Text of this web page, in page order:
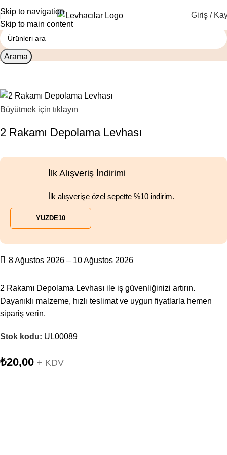
Skip to navigation
Skip to main content
Giriş /
Arama
Ana Sayfa
Büyütmek için tıklayın
2 Rakamı Depolama Levhası
İlk Alışveriş İndirimi
İlk alışverişe özel sepette %10 indirim.
YUZDE10
8 Ağustos 2026 – 10 Ağustos 2026
2 Rakamı Depolama Levhası ile iş güvenliğinizi artırın.
Dayanıklı malzeme, hızlı teslimat ve uygun fiyatlarla hemen
sipariş verin.
Stok kodu: UL00089
₺20,00 + KDV